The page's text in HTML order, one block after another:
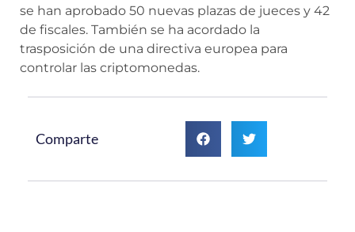
se han aprobado 50 nuevas plazas de jueces y 42
de fiscales. También se ha acordado la
trasposición de una directiva europea para
controlar las criptomonedas.
Comparte